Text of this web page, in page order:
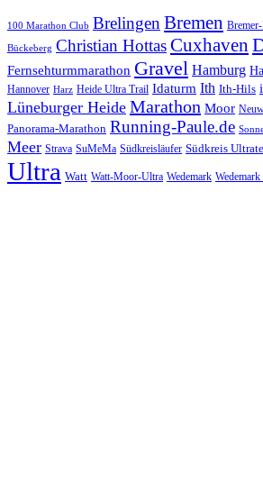
100 Marathon Club Brelingen Bremen
Bückeberg Christian HottasCuxhaven
Fernsehturmmarathon Gravel Hamburg
Hannover Harz Heide Ultra Trail Idaturm Ith Ith-Hils
Lüneburger Heide Marathon Moor
Panorama-Marathon Running-Paule.de
Meer Strava SuMeMa Südkreisläufer Südkreis
Ultra Watt Watt-Moor-Ultra Wedemark